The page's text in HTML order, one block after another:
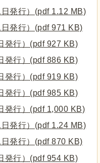
発行）(pdf 1.12 MB)
発行）(pdf 971 KB)
発行）(pdf 927 KB)
発行）(pdf 886 KB)
発行）(pdf 919 KB)
発行）(pdf 985 KB)
発行）(pdf 1,000 KB)
発行）(pdf 1.24 MB)
発行）(pdf 870 KB)
発行）(pdf 954 KB)